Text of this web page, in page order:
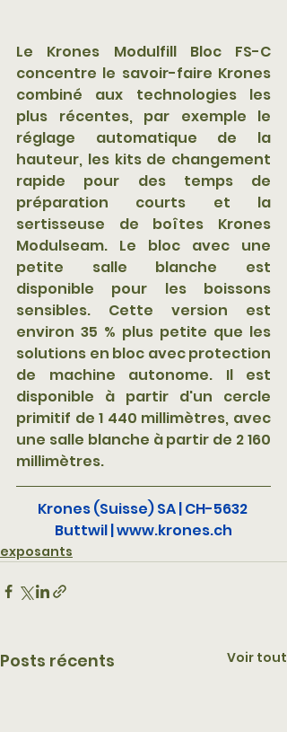
Le Krones Modulfill Bloc FS-C
concentre le savoir-faire Krones
combiné aux technologies les
plus récentes, par exemple le
réglage automatique de la
hauteur, les kits de changement
rapide pour des temps de
préparation courts et la
sertisseuse de boîtes Krones
Modulseam. Le bloc avec une
petite salle blanche est
disponible pour les boissons
sensibles. Cette version est
environ 35 % plus petite que les
solutions en bloc avec protection
de machine autonome. Il est
disponible à partir d'un cercle
primitif de 1 440 millimètres, avec
une salle blanche à partir de 2 160
millimètres.
Krones (Suisse) SA | CH-5632
Buttwil |www.krones.ch
exposants
Posts récents Voir tout